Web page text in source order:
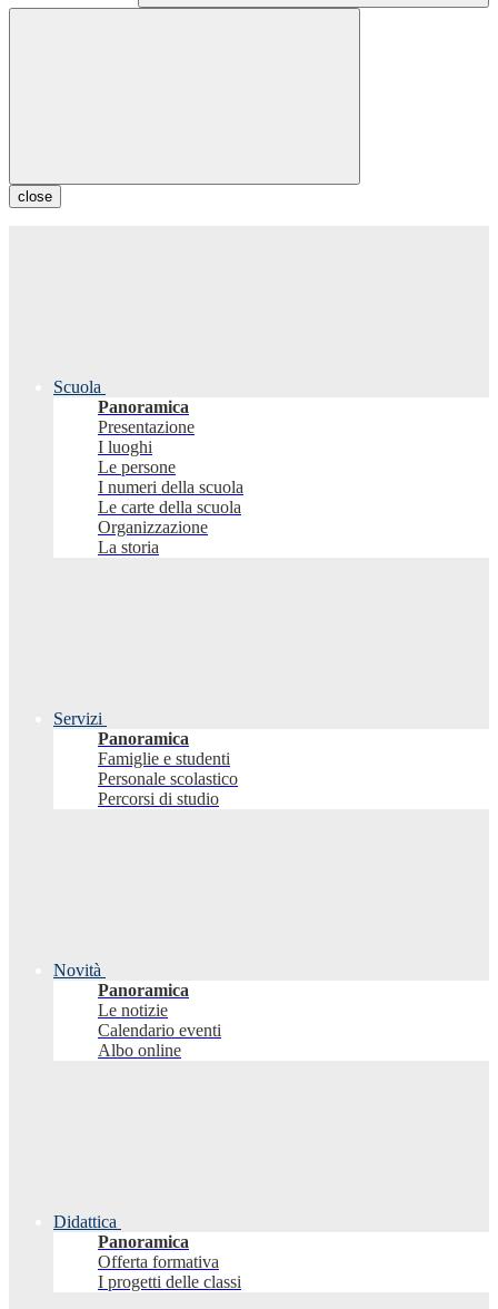
close
Scuola
Panoramica
Presentazione
I luoghi
Le persone
I numeri della scuola
Le carte della scuola
Organizzazione
La storia
Servizi
Panoramica
Famiglie e studenti
Personale scolastico
Percorsi di studio
Novità
Panoramica
Le notizie
Calendario eventi
Albo online
Didattica
Panoramica
Offerta formativa
I progetti delle classi